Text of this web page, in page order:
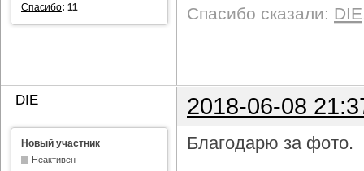
Спасибо: 11 Спасибо сказали: DIE
DIE 2018-06-08
Новый участник
Неактивен
Благодарю за фото.